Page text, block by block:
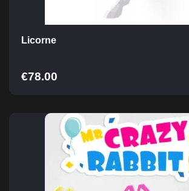
Licorne
€78.00